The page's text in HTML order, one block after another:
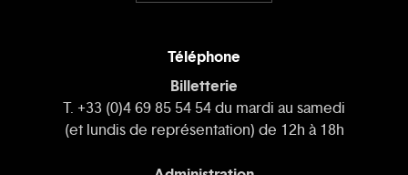
Téléphone
Billetterie
T. +33 (0)4 69 85 54 54 du mardi au samedi
(et lundis de représentation) de 12h à 18h